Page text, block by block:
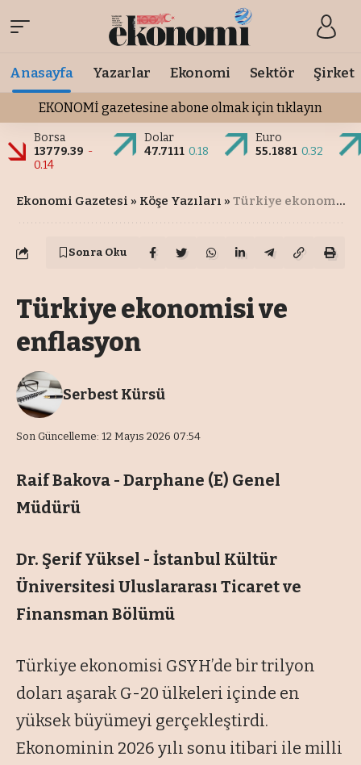
Anasayfa Yazarlar Ekonomi Sektör Şirket
EKONOMİ gazetesine abone olmak için tıklayın
Borsa
13779.39 -
0.14
Dolar
47.7111 0.18
Euro
55.1881 0.32
Ekonomi Gazetesi » Köşe Yazıları » Türkiye ekonomisi ve enflasyon
Sonra Oku
Türkiye ekonomisi ve
enflasyon
Son Güncelleme: 12 Mayıs 2026 07:54
Serbest Kürsü
Raif Bakova - Darphane (E) Genel
Müdürü
Dr. Şerif Yüksel - İstanbul Kültür
Üniversitesi Uluslararası Ticaret ve
Finansman Bölümü
Türkiye ekonomisi GSYH’de bir trilyon
doları aşarak G-20 ülkeleri içinde en
yüksek büyümeyi gerçekleştirdi.
Ekonominin 2026 yılı sonu itibari ile milli